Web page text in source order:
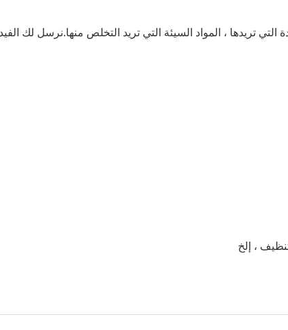
تريدها ، المواد السيئة التي تريد التخلص منها.نرسل لك
، إلخ